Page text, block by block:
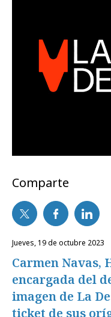
Comparte
jueves, 19 de octubre 2023
Carmen Navas,
encargada del
imagen de La
ticket de sus